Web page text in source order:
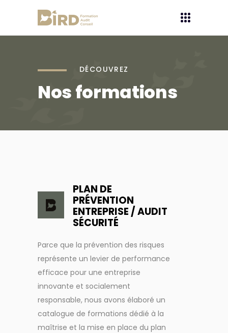
DÉCOUVREZ
Nos formations
PLAN DE
PRÉVENTION
ENTREPRISE / AUDIT
SÉCURITÉ
Parce que la prévention des risques
représente un levier de performance
efficace pour une entreprise
innovante et socialement
responsable, nous avons élaboré un
catalogue de formations dédié à la
maîtrise et la mise en place du plan